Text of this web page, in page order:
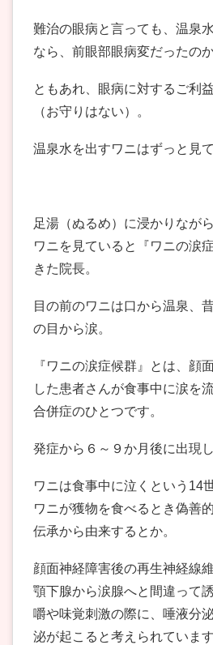
難治の眼病と言っても、温泉
なら、前眼部眼病変だったの
ともあれ、眼病に対するご利
（お守りはない）。
温泉水を出すワニはずっと見
足湯（ぬるめ）に浸かりなが
ワニを見ていると『ワニの涙
きた院長。
目の前のワニは口から温泉、
の目から涙。
『ワニの涙症候群』とは、顔
した患者さんが食事中に涙を
合併症のひとつです。
発症から６～９か月後に出現
ワニは食事中に泣くという14
ワニが獲物を食べるとき偽善
伝承から由来するとか。
顔面神経障害後の再生神経線
顎下腺から涙腺へと間違って
嚼や味覚刺激の際に、唾液分
泌が起こると考えられています